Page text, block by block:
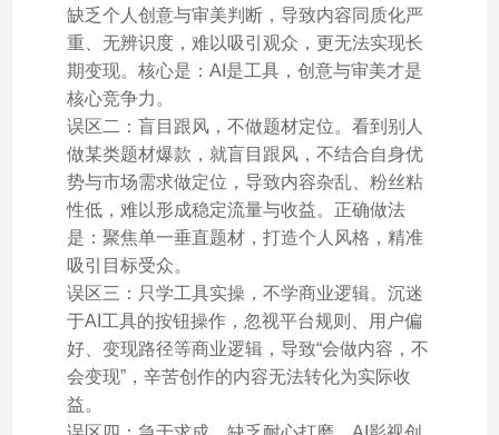
缺乏个人创意与审美判断，导致内容同质化严
重、无辨识度，难以吸引观众，更无法实现长
期变现。核心是：AI是工具，创意与审美才是
核心竞争力。
误区二：盲目跟风，不做题材定位。看到别人
做某类题材爆款，就盲目跟风，不结合自身优
势与市场需求做定位，导致内容杂乱、粉丝粘
性低，难以形成稳定流量与收益。正确做法
是：聚焦单一垂直题材，打造个人风格，精准
吸引目标受众。
误区三：只学工具实操，不学商业逻辑。沉迷
于AI工具的按钮操作，忽视平台规则、用户偏
好、变现路径等商业逻辑，导致“会做内容，不
会变现”，辛苦创作的内容无法转化为实际收
益。